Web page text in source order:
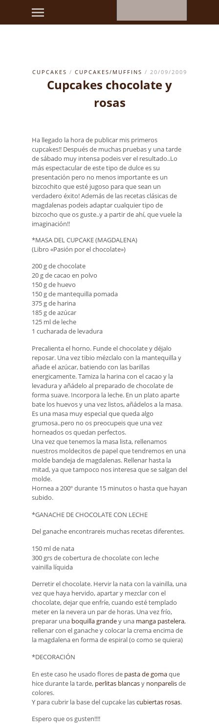
CUPCAKES / CUPCAKES/MUFFINS / 20/09/2009
Cupcakes chocolate y
rosas
Ha llegado la hora de publicar mis primeros
cupcakes!! Después de muchas pruebas y una tarde
de sábado muy intensa podeis ver el resultado..Lo
más espectacular de este tipo de dulce es su
presentación pero no menos importante es un
bizcochito que esté jugoso para que sean un
verdadero éxito! Además de las recetas clásicas de
magdalenas podeis adaptar cualquier tipo de
bizcocho que os guste..y a partir de ahí, que vuele la
imaginación!!
*MASA DEL CUPCAKE (MAGDALENA)
(Libro «Pasión por el chocolate»)
200 g de chocolate
20 g de cacao en polvo
150 g de huevo
150 g de mantequilla pomada
375 g de harina
185 g de azúcar
125 ml de leche
1 cucharada de levadura
Precalienta el horno. Funde el chocolate y déjalo
reposar. Una vez tibio mézclalo con la mantequilla y
añade el azúcar, batiendo con las barillas
energicamente. Tamiza la harina con el cacao y la
levadura y añádelo al preparado de chocolate de
forma suave. Incorpora la leche. En un plato aparte
bate los huevos y una vez listos, añádelos a la masa.
Es una masa muy especial que queda algo
grumosa..pero no os preocupeis que una vez
horneados os quedan perfectos.
Una vez que tenemos la masa lista, rellenamos
nuestros moldecitos de papel que tendremos en una
molde bandeja de magdalenas. Rellenar hasta la
mitad, ya que tampoco nos interesa que se salgan del
molde.
Hornea a 200º durante 15 minutos o hasta que hayan
subido.
*GANACHE DE CHOCOLATE CON LECHE
Del ganache encontrareis muchas recetas diferentes.
150 ml de nata
300 grs de cobertura de chocolate con leche
vainilla líquida
Derretir el chocolate. Hervir la nata con la vainilla, una
vez que haya hervido, apartar y mezclar con el
chocolate, dejar que enfríe, cuando esté templado
meter en la nevera un par de horas. Una vez frío,
preparar una boquilla grandey una manga pastelera,
rellenar con el ganache y colocar la crema encima de
la magdalena en forma de espiral (o como se quiera)
*DECORACIÓN
En este caso he usado flores de pasta de gomaque
hice durante la tarde, perlitas blancasy nonparelisde
colores.
Y para cubrir la base del cupcake lascubiertas rosas.
Espero que os gusten!!!!